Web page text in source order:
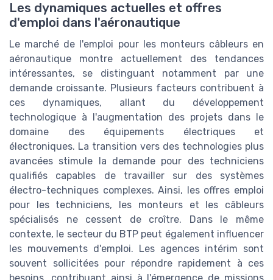
Les dynamiques actuelles et offres
d'emploi dans l'aéronautique
Le marché de l'emploi pour les monteurs câbleurs en
aéronautique montre actuellement des tendances
intéressantes, se distinguant notamment par une
demande croissante. Plusieurs facteurs contribuent à
ces dynamiques, allant du développement
technologique à l'augmentation des projets dans le
domaine des équipements électriques et
électroniques. La transition vers des technologies plus
avancées stimule la demande pour des techniciens
qualifiés capables de travailler sur des systèmes
électro-techniques complexes. Ainsi, les offres emploi
pour les techniciens, les monteurs et les câbleurs
spécialisés ne cessent de croître. Dans le même
contexte, le secteur du BTP peut également influencer
les mouvements d'emploi. Les agences intérim sont
souvent sollicitées pour répondre rapidement à ces